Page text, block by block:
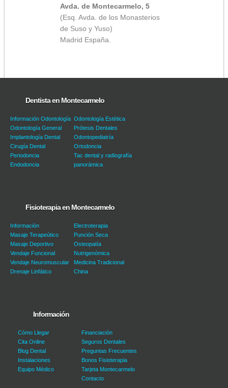
Avda. de Montecarmelo, 5
(Esq. Avda. de los Monasterios
de Suso y Yuso)
Madrid España.
Dentista en Montecarmelo
Información Odontología
Odontología General
Implantología Dental
Cirugía Dental
Periodoncia
Endodoncia
Odontología Estética
Prótesis Dentales
Odontopediatría
Ortodoncia
Tac dental y radiografía
panorámica
Fisioterapia en Montecarmelo
Información
Masaje Terapeútico
Masaje Deportivo
Vendaje Funcional
Vendaje Neuromuscular
Drenaje Linfático
Electroterapia
Punción Seca
Osteopatía
Nutrigenómica
Medicina Tradicional
China
Información
Cómo Llegar
Cita Online
Blog Dental
Instalaciones
Equipo Médico
Financiación
Seguros Dentales
Preguntas Frecuentes
Bonos Fisioterapia
Tarjeta Montecarmelo
Contacto